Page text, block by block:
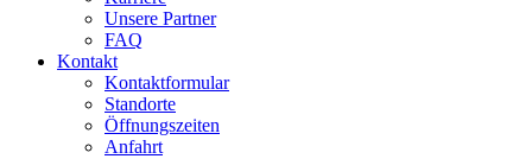
Unsere Partner
FAQ
Kontakt
Kontaktformular
Standorte
Öffnungszeiten
Anfahrt